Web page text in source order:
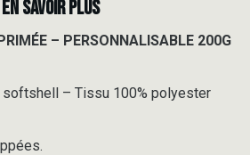
EN SAVOIR PLUS
– PERSONNALISABLE 200G
– Tissu 100% polyester